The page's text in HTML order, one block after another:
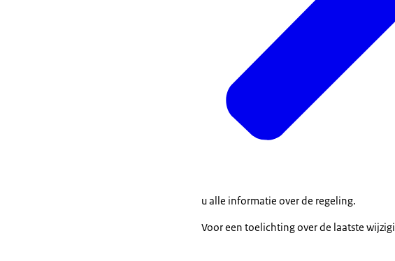
u alle informatie over de regeling.
Voor een toelichting over de laatste